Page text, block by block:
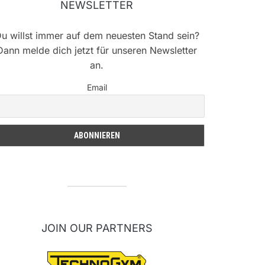
NEWSLETTER
willst immer auf dem neuesten Stand sein?
melde dich jetzt für unseren Newsletter
an.
Email
JOIN OUR PARTNERS